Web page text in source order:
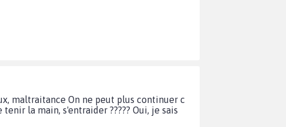
maltraitance On ne peut plus continuer c
la main, s'entraider ????? Oui, je sais